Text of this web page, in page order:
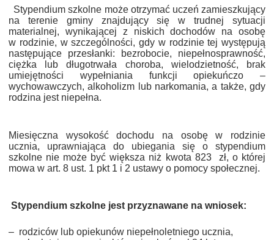
CZYSTE POWIETRZE
EWIDENCJA EMISYJNOŚCI BUDYNKÓW (CEEB)
Stypendium szkolne może otrzymać uczeń zamieszkujący
na terenie gminy znajdujący się w trudnej sytuacji
materialnej, wynikającej z niskich dochodów na osobę
w rodzinie, w szczególności, gdy w rodzinie tej występują
następujące przesłanki: bezrobocie, niepełnosprawność,
ciężka lub długotrwała choroba, wielodzietność, brak
umiejętności wypełniania funkcji opiekuńczo –
wychowawczych, alkoholizm lub narkomania, a także, gdy
rodzina jest niepełna.
Miesięczna wysokość dochodu na osobę w rodzinie
ucznia, uprawniająca do ubiegania się o stypendium
szkolne nie może być większa niż kwota 823 zł, o której
mowa w art. 8 ust. 1 pkt 1 i 2 ustawy o pomocy społecznej.
Stypendium szkolne jest przyznawane na wniosek:
– rodziców lub opiekunów niepełnoletniego ucznia,